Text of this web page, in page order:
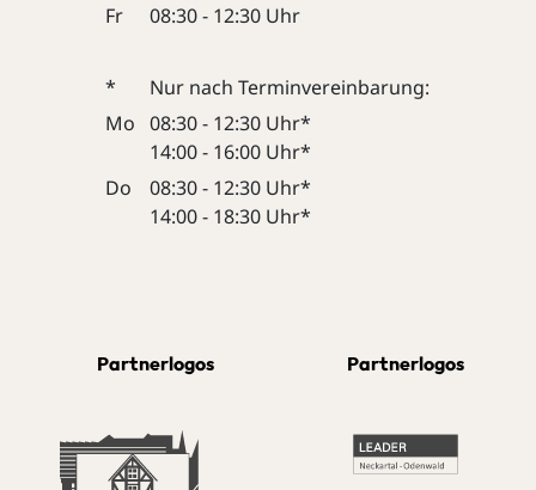
Fr
08:30 - 12:30 Uhr
*
Nur nach Terminvereinbarung:
Mo 08:30 - 12:30 Uhr*
14:00 - 16:00 Uhr*
Do
08:30 - 12:30 Uhr*
14:00 - 18:30 Uhr*
Partnerlogos Partnerlogos